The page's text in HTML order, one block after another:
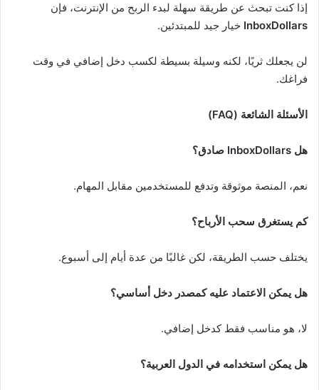
إذا كنت تبحث عن طريقة سهلة لبدء الربح من الإنترنت، فإن
InboxDollars خيار جيد للمبتدئين.
لن يجعلك ثريًا، لكنه وسيلة بسيطة لكسب دخل إضافي في وقت
فراغك.
الأسئلة الشائعة (FAQ)
هل InboxDollars صادق؟
نعم، المنصة موثوقة وتدفع للمستخدمين مقابل المهام.
كم يستغرق سحب الأرباح؟
يختلف حسب الطريقة، لكن غالبًا من عدة أيام إلى أسبوع.
هل يمكن الاعتماد عليه كمصدر دخل أساسي؟
لا، هو مناسب فقط كدخل إضافي.
هل يمكن استخدامه في الدول العربية؟